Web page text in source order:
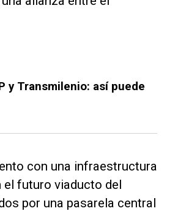
y Transmilenio: así puede
con una infraestructura
el futuro viaducto del
por una pasarela central